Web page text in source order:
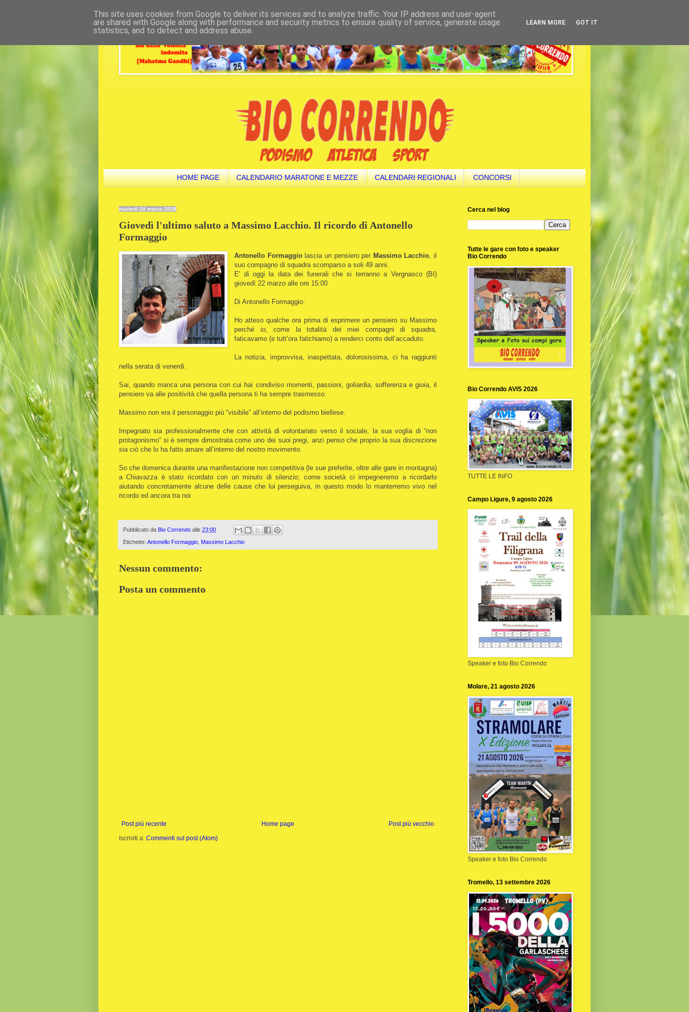
HOME PAGE CALENDARIO MARATONE E MEZZE CALENDARI REGIONALI CONCORSI
martedì 20 marzo 2018
Giovedì l'ultimo saluto a Massimo Lacchio. Il ricordo di Antonello
Formaggio
Antonello Formaggiolascia un pensiero per Massimo Lacchio , il
suo compagno di squadra scomparso a soli 49 anni.
E' di oggi la data dei funerali che si terranno a Vergnasco (BI)
giovedì 22 marzo alle ore 15:00
Di Antonello Formaggio:
Ho atteso qualche ora prima di esprimere un pensiero su Massimo
perché io, come la totalità dei miei compagni di squadra,
faticavamo (e tutt’ora fatichiamo) a renderci conto dell’accaduto.
La notizia, improvvisa, inaspettata, dolorosissima, ci ha raggiunti
nella serata di venerdì.
Sai, quando manca una persona con cui hai condiviso momenti, passioni, goliardia, sofferenza e gioia, il
pensiero va alle positività che quella persona ti ha sempre trasmesso.
Massimo non era il personaggio più “visibile” all’interno del podismo biellese.
Impegnato sia professionalmente che con attività di volontariato verso il sociale, la sua voglia di “non
protagonismo” si è sempre dimostrata come uno dei suoi pregi, anzi penso che proprio la sua discrezione
sia ciò che lo ha fatto amare all’interno del nostro movimento.
So che domenica durante una manifestazione non competitiva (le sue preferite, oltre alle gare in montagna)
a Chiavazza è stato ricordato con un minuto di silenzio; come società ci impegneremo a ricordarlo
aiutando concretamente alcune delle cause che lui perseguiva, in questo modo lo manterremo vivo nel
ricordo ed ancora tra noi
Pubblicato da Bio Correndo alle 23:00
Etichette: Antonello Formaggio Massimo Lacchio
Nessun commento:
Posta un commento
Post più recente Post più vecchio
Home page
Iscriviti a: Commenti sul post (Atom)
Cerca nel blog
Tutte le gare con foto e speaker
Bio Correndo
Bio Correndo AVIS 2026
TUTTE LE INFO
Campo Ligure, 9 agosto 2026
Speaker e foto Bio Correndo
Molare, 21 agosto 2026
Speaker e foto Bio Correndo
Tromello, 13 settembre 2026
This site uses cookies from Google to deliver its services and to analyze traffic. Your IP address and user-agent
are shared with Google along with performance and security metrics to ensure quality of service, generate usage
statistics, and to detect and address abuse.
LEARN MORE GOT IT